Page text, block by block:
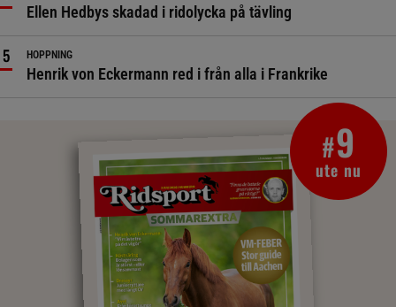
Ellen Hedbys skadad i ridolycka på tävling
HOPPNING
Henrik von Eckermann red i från alla i Frankrike
#9
ute nu